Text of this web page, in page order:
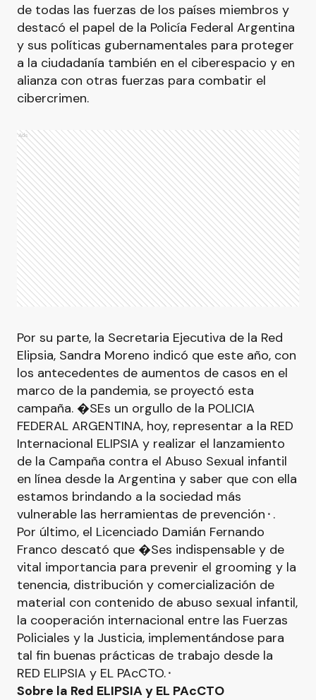
de todas las fuerzas de los países miembros y
destacó el papel de la Policía Federal Argentina
y sus políticas gubernamentales para proteger
a la ciudadanía también en el ciberespacio y en
alianza con otras fuerzas para combatir el
cibercrimen.
Ads
Por su parte, la Secretaria Ejecutiva de la Red
Elipsia, Sandra Moreno indicó que este año, con
los antecedentes de aumentos de casos en el
marco de la pandemia, se proyectó esta
campaña. �SEs un orgullo de la POLICIA
FEDERAL ARGENTINA, hoy, representar a la RED
Internacional ELIPSIA y realizar el lanzamiento
de la Campaña contra el Abuso Sexual infantil
en línea desde la Argentina y saber que con ella
estamos brindando a la sociedad más
vulnerable las herramientas de prevención⬝.
Por último, el Licenciado Damián Fernando
Franco descató que �Ses indispensable y de
vital importancia para prevenir el grooming y la
tenencia, distribución y comercialización de
material con contenido de abuso sexual infantil,
la cooperación internacional entre las Fuerzas
Policiales y la Justicia, implementándose para
tal fin buenas prácticas de trabajo desde la
RED ELIPSIA y EL PAcCTO.⬝
Sobre la Red ELIPSIA y EL PAcCTO